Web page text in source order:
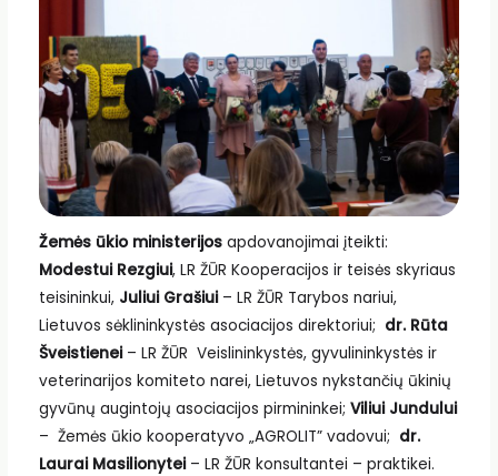
Žemės ūkio ministerijosapdovanojimai įteikti:
Modestui Rezgiui, LR ŽŪR Kooperacijos ir teisės skyriaus
teisininkui, Juliui Grašiui– LR ŽŪR Tarybos nariui,
Lietuvos sėklininkystės asociacijos direktoriui; dr. Rūta
Šveistienei– LR ŽŪR Veislininkystės, gyvulininkystės ir
veterinarijos komiteto narei, Lietuvos nykstančių ūkinių
gyvūnų augintojų asociacijos pirmininkei; Viliui Jundului
– Žemės ūkio kooperatyvo „AGROLIT” vadovui; dr.
Laurai Masilionytei– LR ŽŪR konsultantei – praktikei.